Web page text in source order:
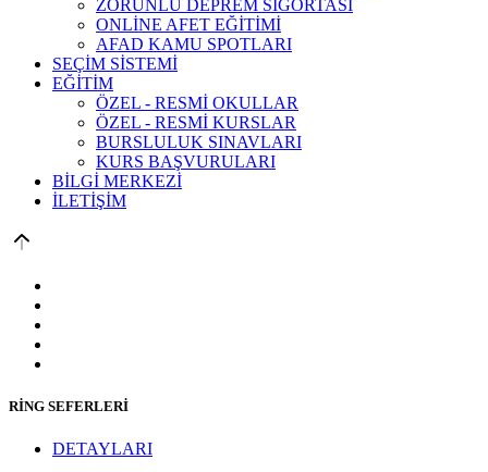
ZORUNLU DEPREM SİGORTASI
ONLİNE AFET EĞİTİMİ
AFAD KAMU SPOTLARI
SEÇİM SİSTEMİ
EĞİTİM
ÖZEL - RESMİ OKULLAR
ÖZEL - RESMİ KURSLAR
BURSLULUK SINAVLARI
KURS BAŞVURULARI
BİLGİ MERKEZİ
İLETİŞİM
RİNG SEFERLERİ
DETAYLARI